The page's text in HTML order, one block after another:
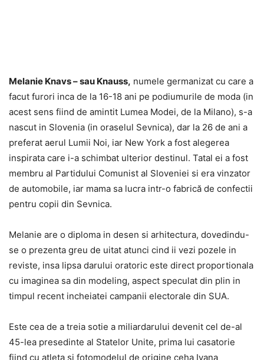
Melanie Knavs – sau Knauss, numele germanizat cu care a
facut furori inca de la 16-18 ani pe podiumurile de moda (in
acest sens fiind de amintit Lumea Modei, de la Milano), s-a
nascut in Slovenia (in oraselul Sevnica), dar la 26 de ani a
preferat aerul Lumii Noi, iar New York a fost alegerea
inspirata care i-a schimbat ulterior destinul. Tatal ei a fost
membru al Partidului Comunist al Sloveniei si era vinzator
de automobile, iar mama sa lucra intr-o fabrică de confectii
pentru copii din Sevnica.
Melanie are o diploma in desen si arhitectura, dovedindu-
se o prezenta greu de uitat atunci cind ii vezi pozele in
reviste, insa lipsa darului oratoric este direct proportionala
cu imaginea sa din modeling, aspect speculat din plin in
timpul recent incheiatei campanii electorale din SUA.
Este cea de a treia sotie a miliardarului devenit cel de-al
45-lea presedinte al Statelor Unite, prima lui casatorie
fiind cu atleta si fotomodelul de origine ceha Ivana